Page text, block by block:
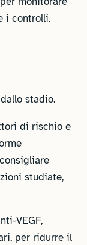
i controlli.
stadio.
di rischio e
studiate,
VEGF,
per ridurre il